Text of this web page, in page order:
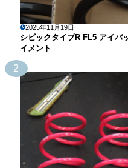
2025年11月19日
シビックタイプR FL5 アイバ
イメント
2